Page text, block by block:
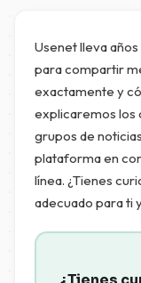
Usenet lleva
para compartir
exactamente y
explicaremos los
grupos de
plataforma en
línea. ¿Tienes
adecuado para ti